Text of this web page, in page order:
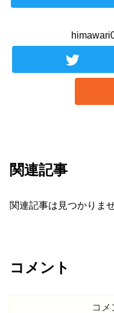
関連記事
関連記事は見つかりま
コメント
コメ